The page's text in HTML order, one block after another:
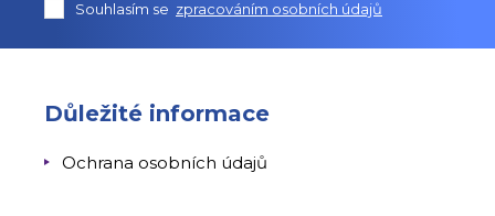
Souhlasím se zpracováním osobních údajů
Důležité informace
Ochrana osobních údajů